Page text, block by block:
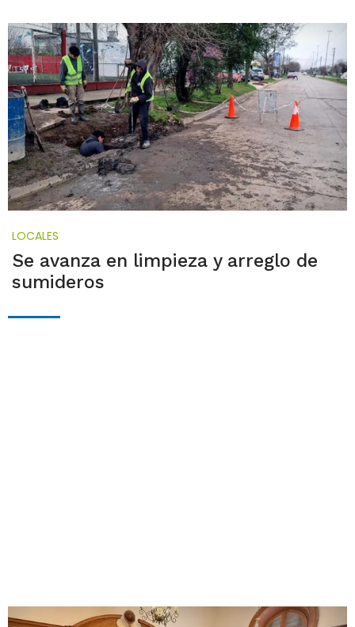
LOCALES
Se avanza en limpieza y arreglo de
sumideros